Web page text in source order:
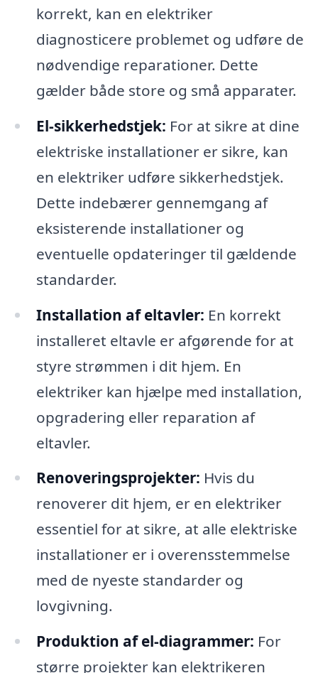
korrekt, kan en elektriker
diagnosticere problemet og udføre de
nødvendige reparationer. Dette
gælder både store og små apparater.
El-sikkerhedstjek: For at sikre at dine
elektriske installationer er sikre, kan
en elektriker udføre sikkerhedstjek.
Dette indebærer gennemgang af
eksisterende installationer og
eventuelle opdateringer til gældende
standarder.
Installation af eltavler: En korrekt
installeret eltavle er afgørende for at
styre strømmen i dit hjem. En
elektriker kan hjælpe med installation,
opgradering eller reparation af
eltavler.
Renoveringsprojekter: Hvis du
renoverer dit hjem, er en elektriker
essentiel for at sikre, at alle elektriske
installationer er i overensstemmelse
med de nyeste standarder og
lovgivning.
Produktion af el-diagrammer: For
større projekter kan elektrikeren